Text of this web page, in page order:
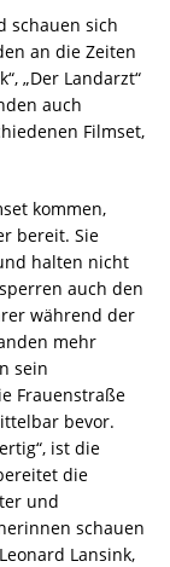
schauen sich
an die Zeiten
„Der Landarzt“
auch
Filmset,
kommen,
bereit. Sie
halten nicht
auch den
während der
mehr
sein
Frauenstraße
bevor.
ist die
die
und
schauen
Lansink,